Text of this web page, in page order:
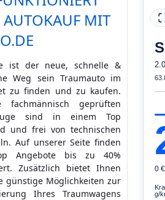
AUTOKAUF MIT
ist der neue, schnelle &
Weg sein Traumauto im
zu finden und zu kaufen.
fachmännisch geprüften
sind in einem Top
und frei von technischen
Auf unserer Seite finden
Angebote bis zu 40%
Zusätzlich bietet Ihnen
günstige Möglichkeiten zur
Ihres Traumwagens
0
g/